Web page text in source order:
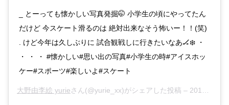
_ とーっても懐かしい写真発掘🤭 小学生の頃にやってたん
だけど 今スケート滑るのは 絶対出来なそう怖いー！！(笑)
. けど今年は久しぶりに 試合観戦しに行きたいなあ🏒❄️ ・
・ ・ ・ #懐かしい#思い出の写真#小学生の時#アイスホッ
ケー#スポーツ#楽しいよ#スケート
大野由李絵 yurieさん(@yurie_xx)がシェアした投稿 – 2019年 1月月19日午前1時47分PST